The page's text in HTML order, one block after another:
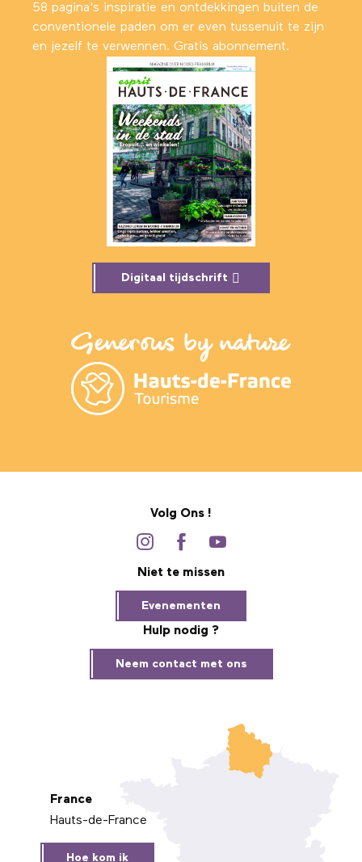
58 pagina's inspiratie en ontdekkingen buiten de
conventionele paden om er even tussenuit te zijn
en jezelf te verwennen. Gratis abonnement.
Digitaal tijdschrift
Volg Ons !
Niet te missen
Evenementen
Hulp nodig ?
Neem contact met ons
France
Hauts-de-France
Hoe kom ik